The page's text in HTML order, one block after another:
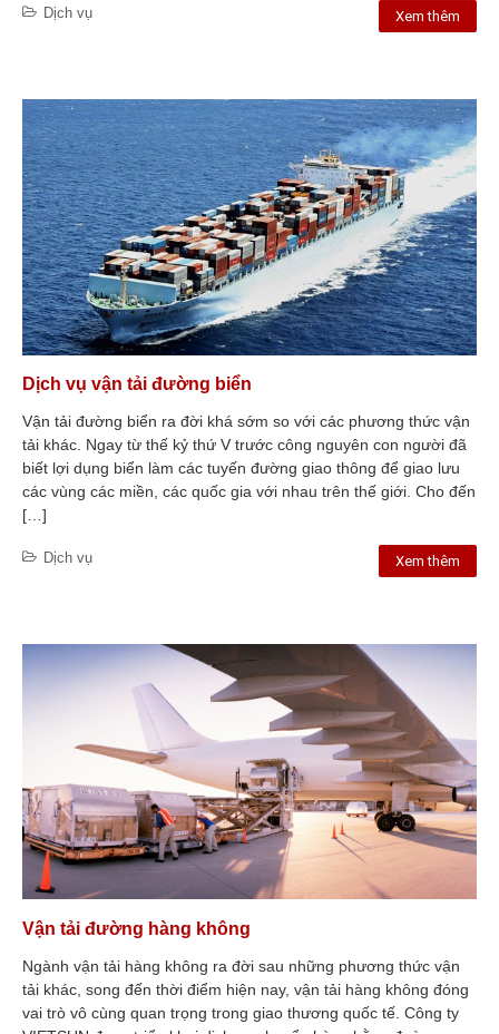
Những nhóm ngành hàng chính
xuất khẩu sang Campuchia 6
Xuất khẩu dệt may Việt Nam
khởi sắc: Cơ hội và thách thức
năm 2024
Vietsun – Giải pháp lưu kho linh
hoạt: Hỗ trợ toàn diện trên
tuyến Việt Nam – Campuchia
Mẹo đóng gói để vận chuyển
hàng hóa an toàn và tiết kiệm
Tư vấn về Gửi hàng từ Chuyên
gia Giao nhận Chuyển phát
nhanh
Những điều quan trọng về quản
lý vận tải bền vững
Nghị định mới về vận tải hàng
hóa đa phương thức
Tuyển dụng
Tuyển dụng Tháng 9.2024
Dịch vụ Xem thêm
Dịch vụ vận tải đường biển
Vận tải đường biển ra đời khá sớm so với các phương thức vận
tải khác. Ngay từ thế kỷ thứ V trước công nguyên con người đã
biết lợi dụng biển làm các tuyến đường giao thông để giao lưu
các vùng các miền, các quốc gia với nhau trên thế giới. Cho đến
[…]
Dịch vụ Xem thêm
Vận tải đường hàng không
Ngành vận tải hàng không ra đời sau những phương thức vận
tải khác, song đến thời điểm hiện nay, vận tải hàng không đóng
vai trò vô cùng quan trọng trong giao thương quốc tế. Công ty